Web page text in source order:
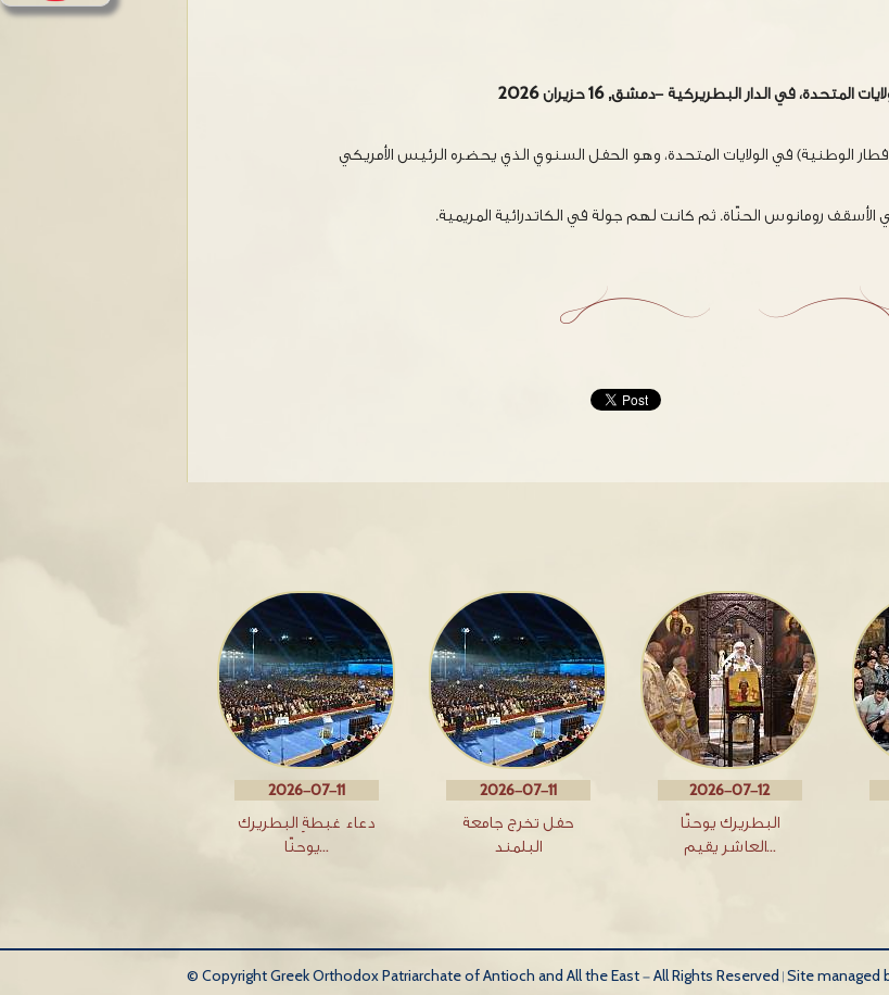
في الدار البطريركية -دمشق, 16 حزيران 2026
الوطنية) في الولايات المتحدة، وهو الحفل السنوي الذي يحضره الرئيس الأمريكي
رومانوس الحنّاة. ثم كانت لهم جولة في الكاتدرائية المريمية.
2026-07-11
دعاء غبطةِ البطريرك
يوحنّا…
2026-07-11
حفل تخرج جامعة
البلمند
2026-07-12
البطريرك يوحنّا
العاشر يقيم…
© Copyright Greek Orthodox Patriarchate of Antioch and All the East - All Rights Reserved | Site managed